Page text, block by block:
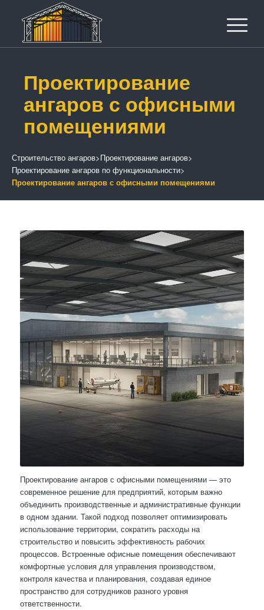
Проектирование
ангаров с офисными
помещениями
Строительство ангаров>Проектирование ангаров>
Проектирование ангаров по функциональности>
Проектирование ангаров с офисными помещениями
Проектирование ангаров с офисными помещениями — это
современное решение для предприятий, которым важно
объединить производственные и административные функции
в одном здании. Такой подход позволяет оптимизировать
использование территории, сократить расходы на
строительство и повысить эффективность рабочих
процессов. Встроенные офисные помещения обеспечивают
комфортные условия для управления производством,
контроля качества и планирования, создавая единое
пространство для сотрудников разного уровня
ответственности.